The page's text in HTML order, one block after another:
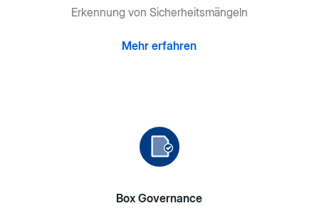
Erkennung von Sicherheitsmängeln
Mehr erfahren
Box Governance